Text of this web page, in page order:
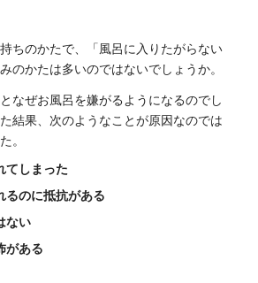
ちのかたで、「風呂に入りたがらない
のかたは多いのではないでしょうか。
なぜお風呂を嫌がるようになるのでし
結果、次のようなことが原因なのでは
。
てしまった
るのに抵抗がある
ない
がある